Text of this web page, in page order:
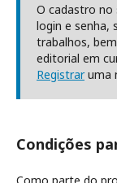
O cadastro no
login e senha,
trabalhos,
editorial em
Registraruma
Condições